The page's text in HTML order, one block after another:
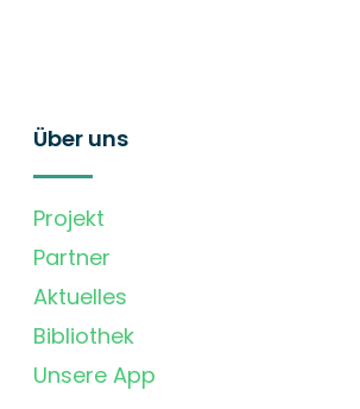
Über uns
Projekt
Partner
Aktuelles
Bibliothek
Unsere App